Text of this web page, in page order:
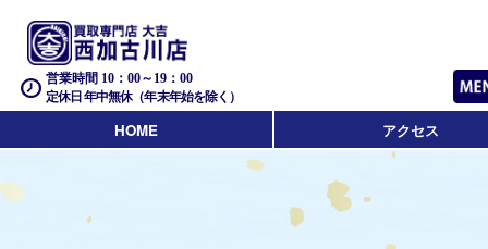
営業時間 10：00～19：00
定休日 年中無休（年末年始を除く）
HOME アクセス